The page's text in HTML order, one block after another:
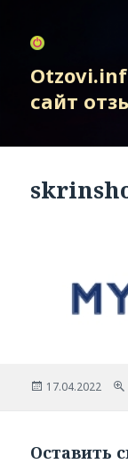
сайт
Опубликовано
17.04.2022
Оставить